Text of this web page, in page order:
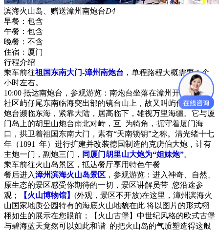
滨海火山岛、赠送漳州南炮台D4
早餐： 包含
午餐： 包含
晚餐： 不含
住宿： 厦门
行程介绍
乘车前往祖国东南大门-漳州南炮台 ，单程路程大概需要 1 个
小时左右。
10:00 抵达南炮台，参观游览：南炮台坐落在漳州开发区石坑
社区屿仔尾东南临海突出部的镜台山上，故又叫屿仔尾炮台。
炮台濒临东海，紧靠大陆，居高临下，雄视万里海疆。它与厦
门岛上的胡里山炮台南北对峙，互 为犄角，扼守着厦门海
口，拱卫着祖国东南大门，素有“天南锁钥”之称。清光绪十七
年（1891 年）进行扩建并改装德国制造的克虏伯大炮，计有
主炮一门，副炮三门， 同厦门胡里山大炮为“姐妹炮”。
乘车前往火山岛景区，抵达餐厅享用特色午餐
餐后进入漳州滨海火山岛景区 ，参观游览：进入神奇、自然、
原生态的景区感受你期待的一切，景区讲解员带 您沿途参
观；
【火山博物馆】 (外观，景区不开放)在这里，漳州滨海火
山国家地质公园特有的海底火山地貌在此 将以图片的形式栩
栩如生的展示在您眼前；【火山古堡】中世纪风格的欧式古堡
与碧海蓝天竟然可以如此和谐 的把火山岛的气质塑造得这般